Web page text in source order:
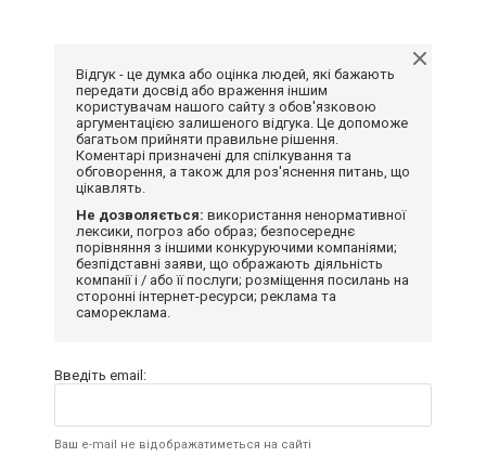
Відгук - це думка або оцінка людей, які бажають
передати досвід або враження іншим
користувачам нашого сайту з обов'язковою
аргументацією залишеного відгука. Це допоможе
багатьом прийняти правильне рішення.
Коментарі призначені для спілкування та
обговорення, а також для роз'яснення питань, що
цікавлять.
Не дозволяється: використання ненормативної
лексики, погроз або образ; безпосереднє
порівняння з іншими конкуруючими компаніями;
безпідставні заяви, що ображають діяльність
компанії і / або її послуги; розміщення посилань на
сторонні інтернет-ресурси; реклама та
самореклама.
Введіть email:
Ваш e-mail не відображатиметься на сайті